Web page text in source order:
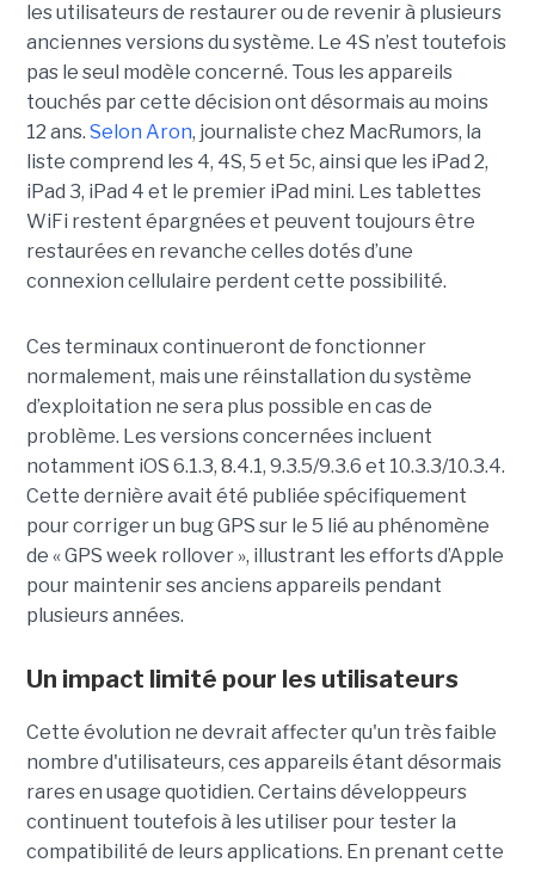
les utilisateurs de restaurer ou de revenir à plusieurs
anciennes versions du système. Le 4S n’est toutefois
pas le seul modèle concerné. Tous les appareils
touchés par cette décision ont désormais au moins
12 ans. Selon Aron, journaliste chez MacRumors, la
liste comprend les 4, 4S, 5 et 5c, ainsi que les iPad 2,
iPad 3, iPad 4 et le premier iPad mini. Les tablettes
WiFi restent épargnées et peuvent toujours être
restaurées en revanche celles dotés d’une
connexion cellulaire perdent cette possibilité.
Ces terminaux continueront de fonctionner
normalement, mais une réinstallation du système
d’exploitation ne sera plus possible en cas de
problème. Les versions concernées incluent
notamment iOS 6.1.3, 8.4.1, 9.3.5/9.3.6 et 10.3.3/10.3.4.
Cette dernière avait été publiée spécifiquement
pour corriger un bug GPS sur le 5 lié au phénomène
de « GPS week rollover », illustrant les efforts d’Apple
pour maintenir ses anciens appareils pendant
plusieurs années.
Un impact limité pour les utilisateurs
Cette évolution ne devrait affecter qu'un très faible
nombre d'utilisateurs, ces appareils étant désormais
rares en usage quotidien. Certains développeurs
continuent toutefois à les utiliser pour tester la
compatibilité de leurs applications. En prenant cette